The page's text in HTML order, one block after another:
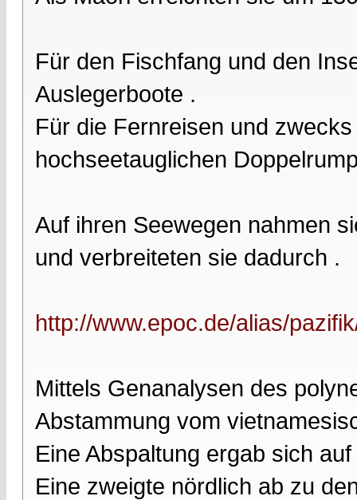
Für den Fischfang und den
Auslegerboote .
Für die Fernreisen und
hochseetauglichen
Auf ihren Seewegen nahmen
und verbreiteten sie dadurch .
http://www.epoc.de/alias/
Mittels Genanalysen des
Abstammung vom
Eine Abspaltung ergab sich
Eine zweigte nördlich ab zu